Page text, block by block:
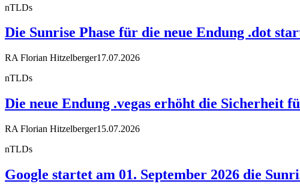
nTLDs
Die Sunrise Phase für die neue Endung .dot
RA Florian Hitzelberger17.07.2026
nTLDs
Die neue Endung .vegas erhöht die Sicherheit
RA Florian Hitzelberger15.07.2026
nTLDs
Google startet am 01. September 2026 die